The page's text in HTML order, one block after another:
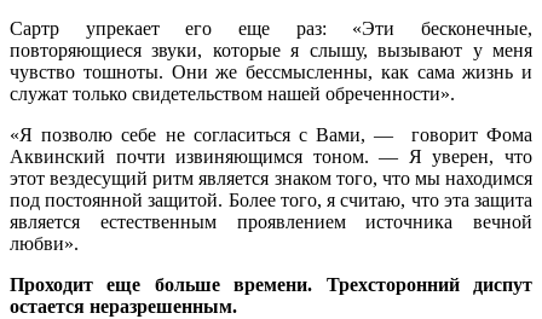
Сартр упрекает его еще раз: «Эти бесконечные,
повторяющиеся звуки, которые я слышу, вызывают у меня
чувство тошноты. Они же бессмысленны, как сама жизнь и
служат только свидетельством нашей обреченности».
«Я позволю себе не согласиться с Вами, — говорит Фома
Аквинский почти извиняющимся тоном. — Я уверен, что
этот вездесущий ритм является знаком того, что мы находимся
под постоянной защитой. Более того, я считаю, что эта защита
является естественным проявлением источника вечной
любви».
Проходит еще больше времени. Трехсторонний диспут
остается неразрешенным.